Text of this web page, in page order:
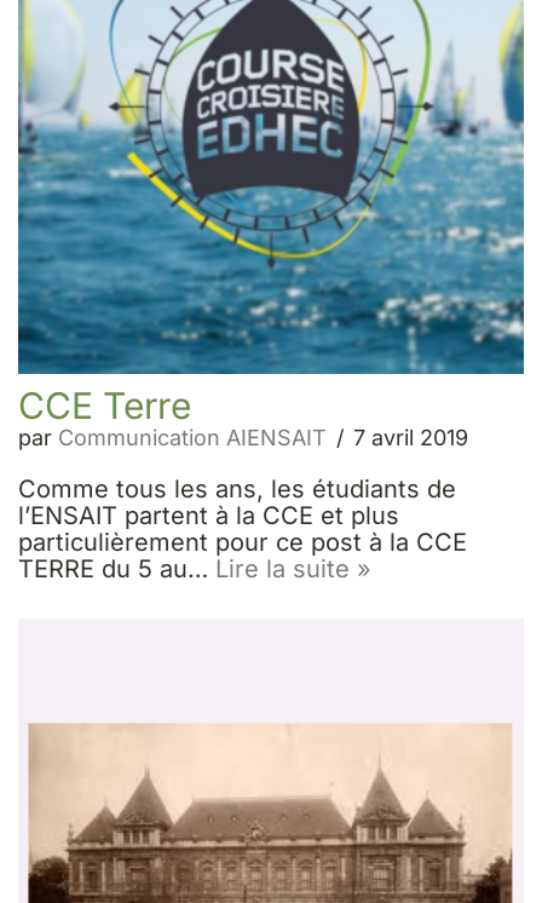
CCE Terre
par Communication AIENSAIT 7 avril 2019
Comme tous les ans, les étudiants de
l’ENSAIT partent à la CCE et plus
particulièrement pour ce post à la CCE
TERRE du 5 au… Lire la suite »